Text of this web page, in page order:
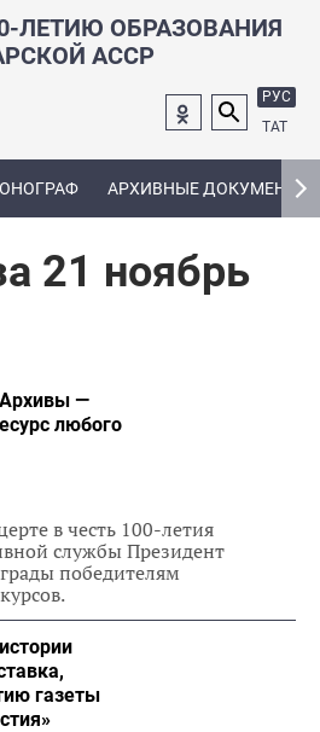
ЛЕТИЮ ОБРАЗОВАНИЯ
АССР
РУС
ТАТ
АРХИВНЫЕ ДОКУМЕНТЫ
21 ноябрь
—
любого
в честь 100-летия
службы Президент
победителям
газеты